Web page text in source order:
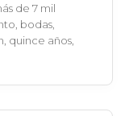
de 7 mil
bodas,
quince años,